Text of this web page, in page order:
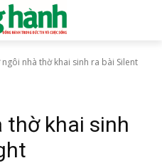
nhà thờ khai sinh ra bài Silent
thờ khai sinh